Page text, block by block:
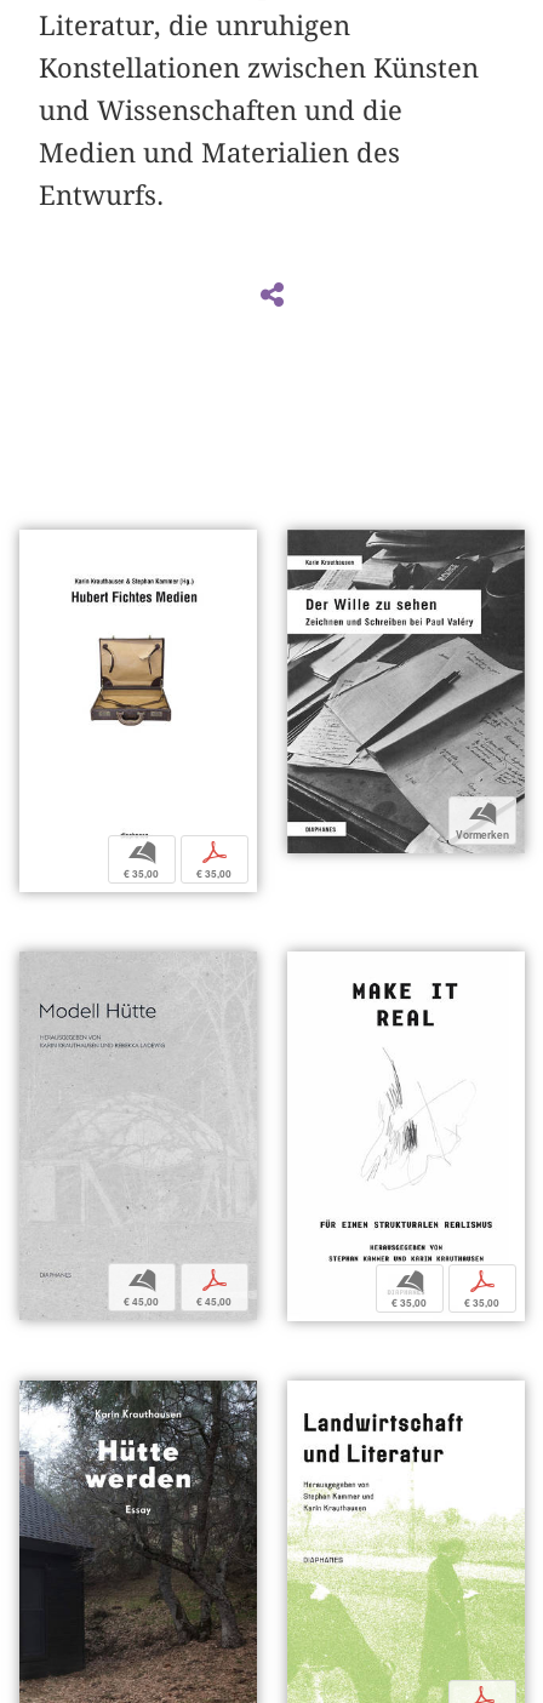
Literatur, die unruhigen
Konstellationen zwischen Künsten
und Wissenschaften und die
Medien und Materialien des
Entwurfs.
b
€ 35,00
p
€ 35,00
b
Vormerken
b
€ 45,00
p
€ 45,00
b
€ 35,00
p
€ 35,00
p